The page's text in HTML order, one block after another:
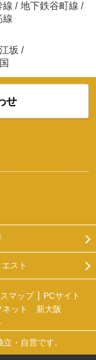
線 / 地下鉄谷町線 /
線
江坂 /
せ
スト
マップ
PCサイト
ネット 新大阪
・自営です。